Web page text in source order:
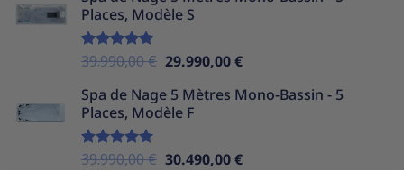
était :
Places, Modèle S
Note5.00
39.990,00€ Le
initial
était :
29.990,00€Le
actuel
Spa de Nage 5 Mètres Mono-Bassin - 5
Places, Modèle F
Note5.00
39.990,00€ Le
30.490,00€Le